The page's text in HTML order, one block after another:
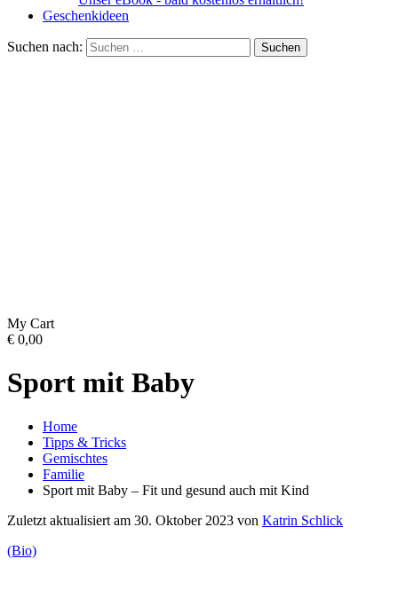
Geschenkideen
Suchen nach:
My Cart
€ 0,00
Sport mit Baby
Home
Tipps & Tricks
Gemischtes
Familie
Sport mit Baby – Fit und gesund auch mit Kind
Zuletzt aktualisiert am 30. Oktober 2023 von Katrin Schlick
(Bio)